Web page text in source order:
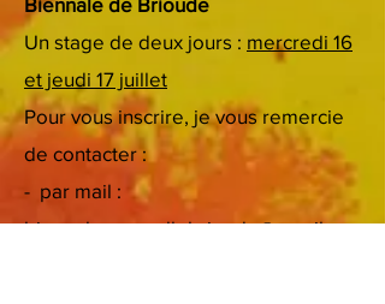
Un stage de deux jours : mercredi 16
et jeudi 17 juillet
Pour vous inscrire, je vous remercie
de contacter :
- par mail :
biennaleaquarellebrioude@gmail.co